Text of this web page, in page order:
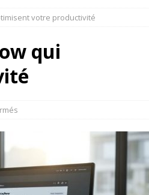
votre productivité
qui